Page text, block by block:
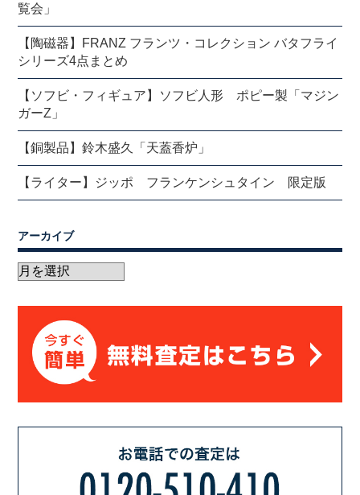
覧会」
【陶磁器】FRANZ フランツ・コレクション バタフライ
シリーズ4点まとめ
【ソフビ・フィギュア】ソフビ人形 ポピー製「マジン
ガーZ」
【銅製品】鈴木盛久「天蓋香炉」
【ライター】ジッポ フランケンシュタイン 限定版
アーカイブ